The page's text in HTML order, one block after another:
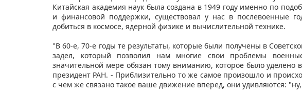
Китайская академия наук была создана в 1949 году именно по
и финансовой поддержки, существовал у нас в послевоенные
добиться в космосе, ядерной физике и вычислительной технике.
"В 60-е, 70-е годы те результаты, которые были получены в
задел, который позволил нам многие свои проблемы
значительной мере обязан тому вниманию, которое было уделено
президент РАН. - Приблизительно то же самое произошло и
с чем же связано такое ваше движение вперед, они удивляются: